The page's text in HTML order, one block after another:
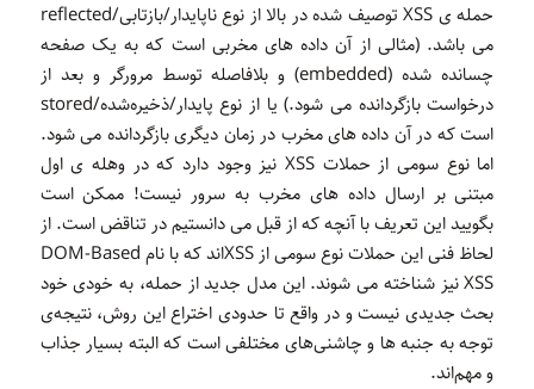
حمله ی XSS توصیف شده در بالا از نوع ناپایدار/بازتابی/reflected
می باشد. (مثالی از آن داده های مخربی است که به یک صفحه
چسانده شده (embedded) و بلافاصله توسط مرورگر و بعد از
درخواست بازگردانده می شود.) یا از نوع پایدار/ذخیره‌شده/stored
است که در آن داده های مخرب در زمان دیگری بازگردانده می شود.
اما نوع سومی از حملات XSS نیز وجود دارد که در وهله ی اول
مبتنی بر ارسال داده های مخرب به سرور نیست! ممکن است
بگویید این تعریف با آنچه که از قبل می دانستیم در تناقض است. از
لحاظ فنی این حملات نوع سومی از XSSاند که با نام DOM-Based
XSS نیز شناخته می شوند. این مدل جدید از حمله، به خودی خود
بحث جدیدی نیست و در واقع تا حدودی اختراع این روش، نتیجه‌ی
توجه به جنبه ها و چاشنی‌های مختلفی است که البته بسیار جذاب
و مهم‌اند.